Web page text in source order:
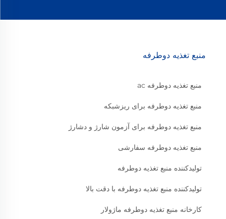
منبع تغذیه دوطرفه
منبع تغذیه دوطرفه ac
منبع تغذیه دوطرفه برای ریزشبکه
منبع تغذیه دوطرفه برای آزمون شارژ و دشارژ
منبع تغذیه دوطرفه سفارشی
تولیدکننده منبع تغذیه دوطرفه
تولیدکننده منبع تغذیه دوطرفه با دقت بالا
کارخانه منبع تغذیه دوطرفه ماژولار